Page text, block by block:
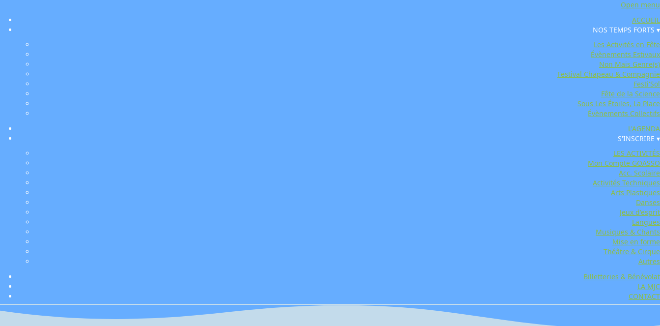
Open menu
ACCUEIL
NOS TEMPS FORTS ▾
Les Activités en Fête
Évènements Estivaux
Non Mais Genre(s)
Festival Chapeau & Compagnie
Festi'Sol
Fête de la Science
Sous Les Étoiles, La Place
Évènements Collectifs
L'AGENDA
S'INSCRIRE ▾
LES ACTIVITÉS
Mon Compte GOASSO
Acc. Scolaire
Activités Techniques
Arts Plastiques
Danses
Jeux d'esprit
Langues
Musiques & Chants
Mise en forme
Théâtre & Cirque
Autres
Billetteries & Bénévolat
LA MJC
CONTACT